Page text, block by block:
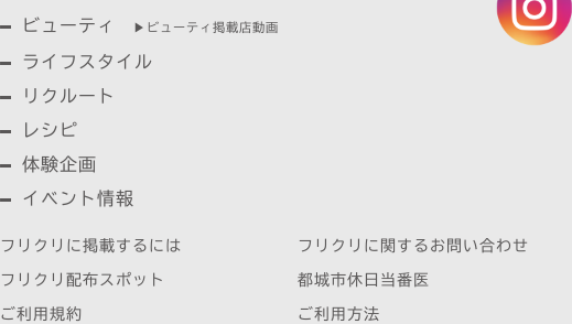
ビューティ ▶︎ビューティ掲載店動画
ライフスタイル
リクルート
レシピ
体験企画
イベント情報
フリクリに掲載するには フリクリに関するお問い合わせ
フリクリ配布スポット 都城市休日当番医
ご利用規約 ご利用方法